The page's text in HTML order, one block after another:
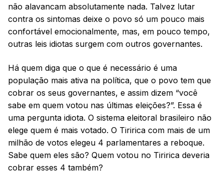
não alavancam absolutamente nada. Talvez lutar
contra os sintomas deixe o povo só um pouco mais
confortável emocionalmente, mas, em pouco tempo,
outras leis idiotas surgem com outros governantes.
Há quem diga que o que é necessário é uma
população mais ativa na política, que o povo tem que
cobrar os seus governantes, e assim dizem “você
sabe em quem votou nas últimas eleições?”. Essa é
uma pergunta idiota. O sistema eleitoral brasileiro não
elege quem é mais votado. O Tiririca com mais de um
milhão de votos elegeu 4 parlamentares a reboque.
Sabe quem eles são? Quem votou no Tiririca deveria
cobrar esses 4 também?